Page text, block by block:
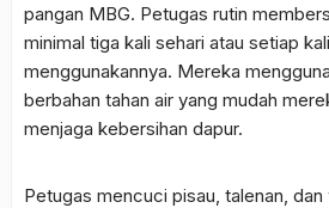
pangan MBG. Petugas rutin
minimal tiga kali sehari atau setiap
menggunakannya. Mereka
berbahan tahan air yang mudah
menjaga kebersihan dapur.
Petugas mencuci pisau, talenan, dan